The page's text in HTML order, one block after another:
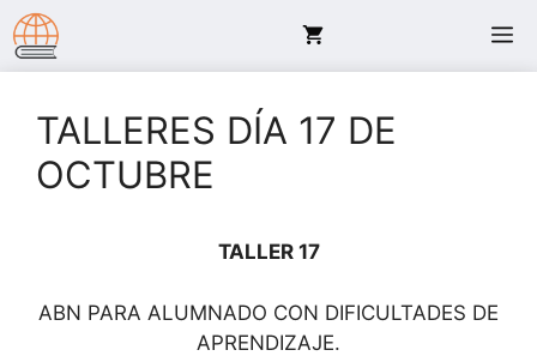
Saltar
al
contenido
TALLERES DÍA 17 DE
OCTUBRE
TALLER 17
ABN PARA ALUMNADO CON DIFICULTADES DE
APRENDIZAJE.